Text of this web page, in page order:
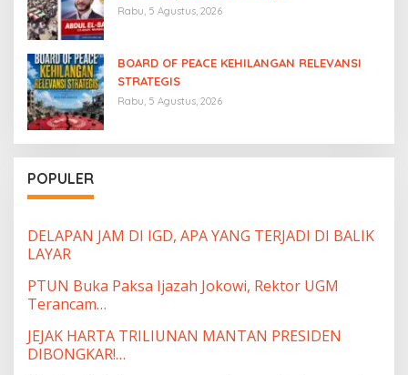
Rabu, 5 Agustus, 2026
BOARD OF PEACE KEHILANGAN RELEVANSI
STRATEGIS
Rabu, 5 Agustus, 2026
POPULER
DELAPAN JAM DI IGD, APA YANG TERJADI DI BALIK
LAYAR
PTUN Buka Paksa Ijazah Jokowi, Rektor UGM
Terancam…
JEJAK HARTA TRILIUNAN MANTAN PRESIDEN
DIBONGKAR!…